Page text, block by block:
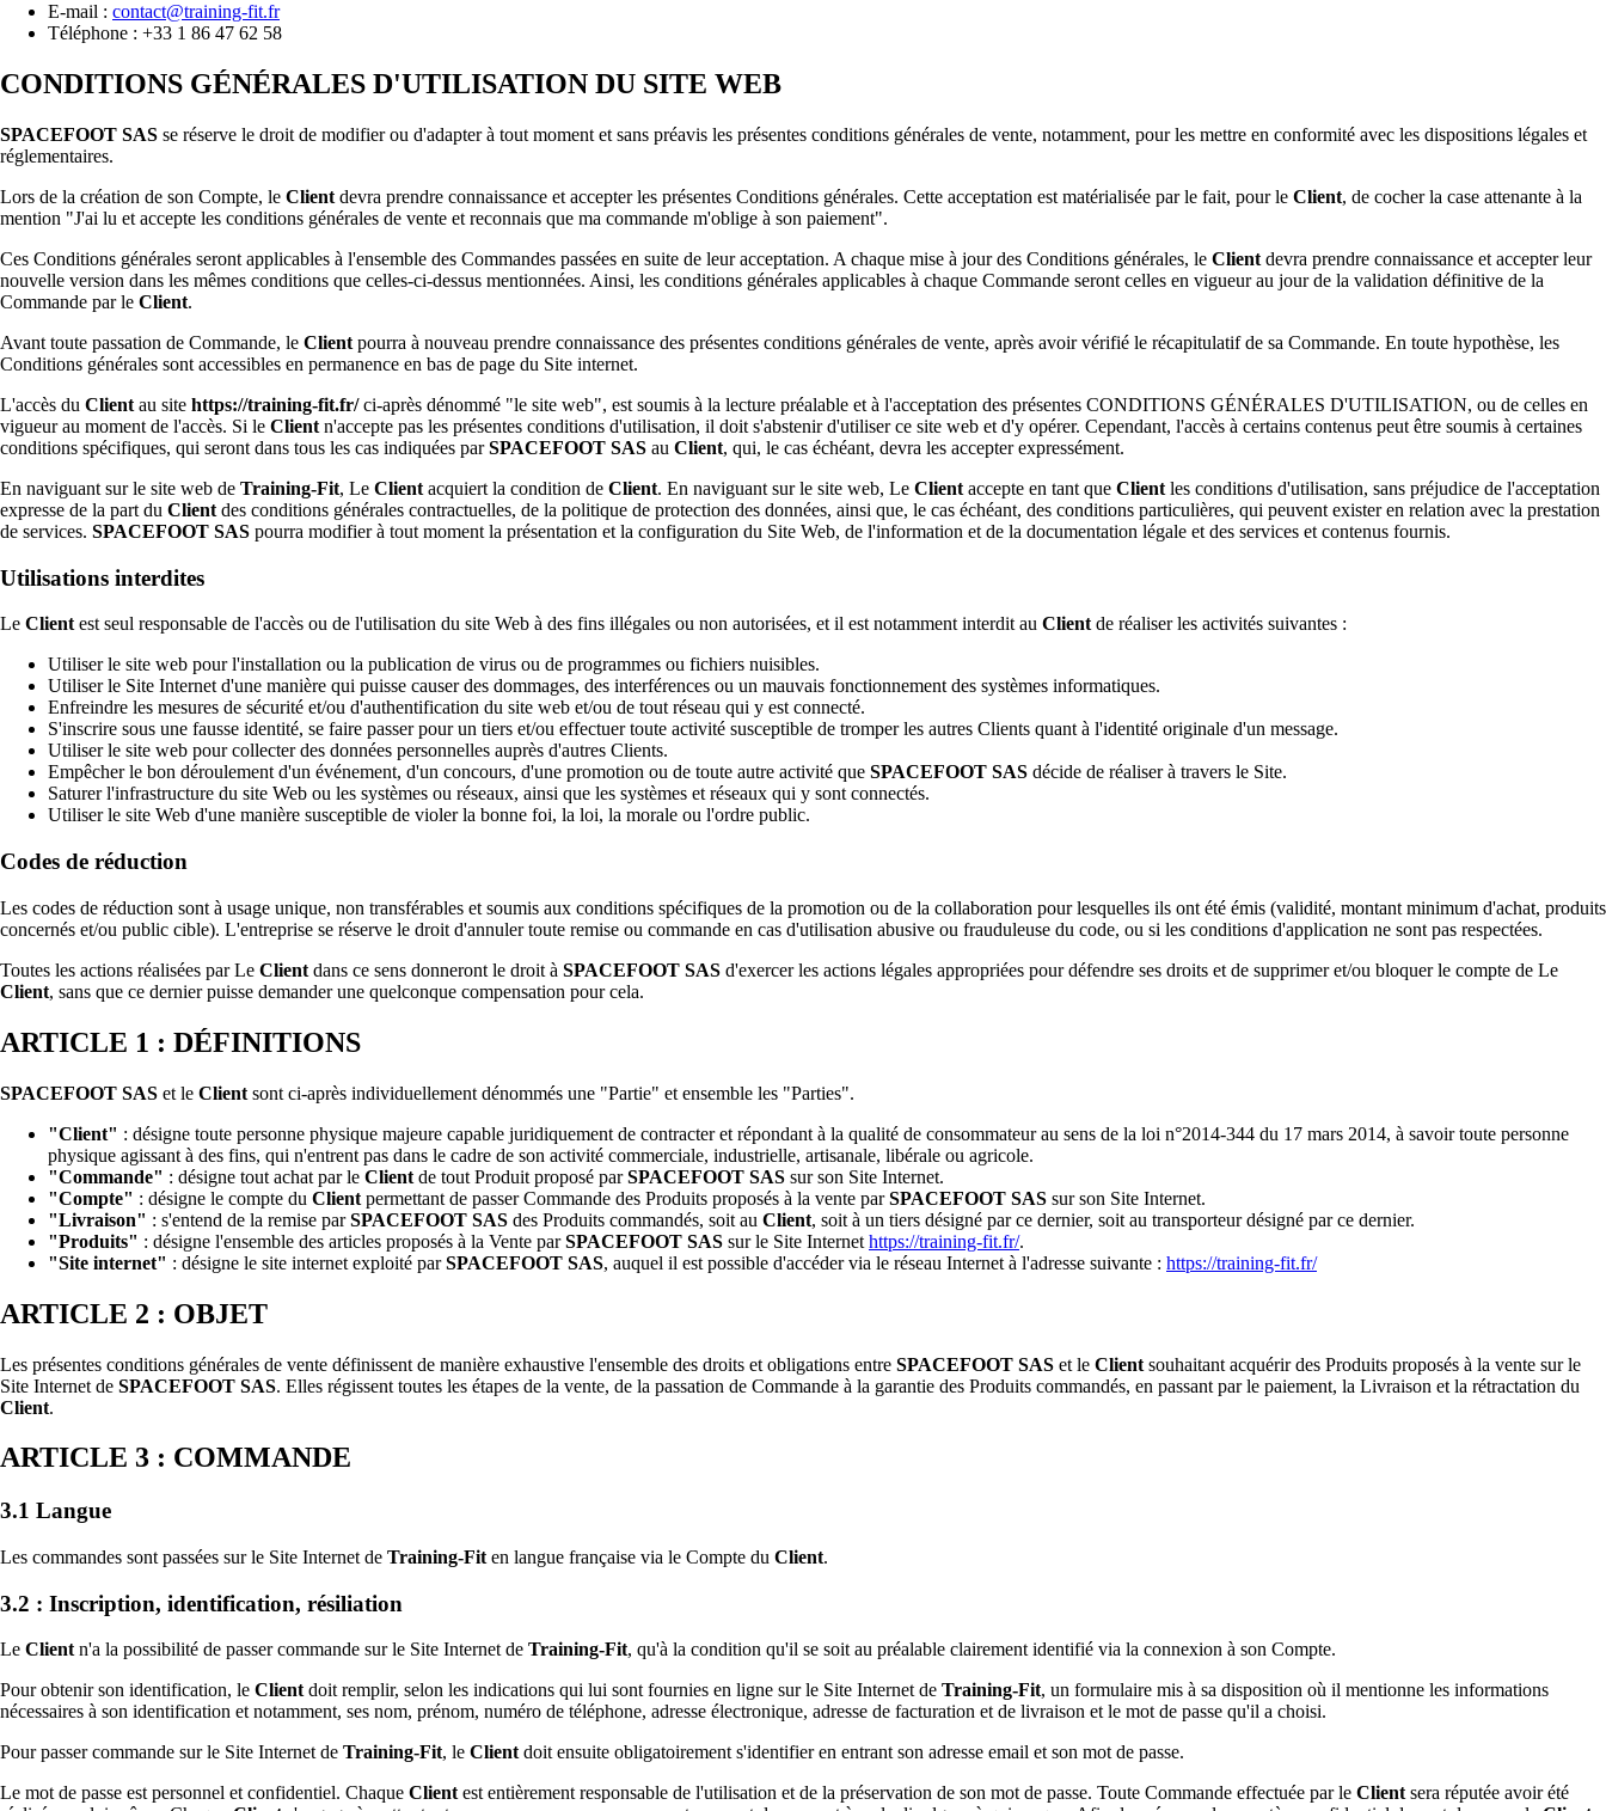
E-mail : contact@training-fit.fr
Téléphone : +33 1 86 47 62 58
CONDITIONS GÉNÉRALES D'UTILISATION DU SITE WEB
SPACEFOOT SAS se réserve le droit de modifier ou d'adapter à tout moment et sans préavis les présentes conditions générales de vente, notamment, pour les mettre en conformité avec les dispositions légales et
réglementaires.
Lors de la création de son Compte, le Client devra prendre connaissance et accepter les présentes Conditions générales. Cette acceptation est matérialisée par le fait, pour le Client, de cocher la case attenante à la
mention "J'ai lu et accepte les conditions générales de vente et reconnais que ma commande m'oblige à son paiement".
Ces Conditions générales seront applicables à l'ensemble des Commandes passées en suite de leur acceptation. A chaque mise à jour des Conditions générales, le Client devra prendre connaissance et accepter leur
nouvelle version dans les mêmes conditions que celles-ci-dessus mentionnées. Ainsi, les conditions générales applicables à chaque Commande seront celles en vigueur au jour de la validation définitive de la
Commande par le Client.
Avant toute passation de Commande, le Client pourra à nouveau prendre connaissance des présentes conditions générales de vente, après avoir vérifié le récapitulatif de sa Commande. En toute hypothèse, les
Conditions générales sont accessibles en permanence en bas de page du Site internet.
L'accès du Client au site https://training-fit.fr/ci-après dénommé "le site web", est soumis à la lecture préalable et à l'acceptation des présentes CONDITIONS GÉNÉRALES D'UTILISATION, ou de celles en
vigueur au moment de l'accès. Si le Client n'accepte pas les présentes conditions d'utilisation, il doit s'abstenir d'utiliser ce site web et d'y opérer. Cependant, l'accès à certains contenus peut être soumis à certaines
conditions spécifiques, qui seront dans tous les cas indiquées parSPACEFOOT SAS au Client, qui, le cas échéant, devra les accepter expressément.
En naviguant sur le site web de Training-Fit, Le Client acquiert la condition de Client. En naviguant sur le site web, Le Client accepte en tant que Client les conditions d'utilisation, sans préjudice de l'acceptation
expresse de la part du Client des conditions générales contractuelles, de la politique de protection des données, ainsi que, le cas échéant, des conditions particulières, qui peuvent exister en relation avec la prestation
de services. SPACEFOOT SAS pourra modifier à tout moment la présentation et la configuration du Site Web, de l'information et de la documentation légale et des services et contenus fournis.
Utilisations interdites
Le Clientest seul responsable de l'accès ou de l'utilisation du site Web à des fins illégales ou non autorisées, et il est notamment interdit au Clientde réaliser les activités suivantes :
Utiliser le site web pour l'installation ou la publication de virus ou de programmes ou fichiers nuisibles.
Utiliser le Site Internet d'une manière qui puisse causer des dommages, des interférences ou un mauvais fonctionnement des systèmes informatiques.
Enfreindre les mesures de sécurité et/ou d'authentification du site web et/ou de tout réseau qui y est connecté.
S'inscrire sous une fausse identité, se faire passer pour un tiers et/ou effectuer toute activité susceptible de tromper les autres Clients quant à l'identité originale d'un message.
Utiliser le site web pour collecter des données personnelles auprès d'autres Clients.
Empêcher le bon déroulement d'un événement, d'un concours, d'une promotion ou de toute autre activité que SPACEFOOT SAS décide de réaliser à travers le Site.
Saturer l'infrastructure du site Web ou les systèmes ou réseaux, ainsi que les systèmes et réseaux qui y sont connectés.
Utiliser le site Web d'une manière susceptible de violer la bonne foi, la loi, la morale ou l'ordre public.
Codes de réduction
Les codes de réduction sont à usage unique, non transférables et soumis aux conditions spécifiques de la promotion ou de la collaboration pour lesquelles ils ont été émis (validité, montant minimum d'achat, produits
concernés et/ou public cible). L'entreprise se réserve le droit d'annuler toute remise ou commande en cas d'utilisation abusive ou frauduleuse du code, ou si les conditions d'application ne sont pas respectées.
Toutes les actions réalisées par Le Client dans ce sens donneront le droit à SPACEFOOT SAS d'exercer les actions légales appropriées pour défendre ses droits et de supprimer et/ou bloquer le compte de Le
Client, sans que ce dernier puisse demander une quelconque compensation pour cela.
ARTICLE 1 : DÉFINITIONS
SPACEFOOT SAS et le Client sont ci-après individuellement dénommés une "Partie" et ensemble les "Parties".
"Client" : désigne toute personne physique majeure capable juridiquement de contracter et répondant à la qualité de consommateur au sens de la loi n°2014-344 du 17 mars 2014, à savoir toute personne
physique agissant à des fins, qui n'entrent pas dans le cadre de son activité commerciale, industrielle, artisanale, libérale ou agricole.
"Commande" : désigne tout achat par le Client de tout Produit proposé parSPACEFOOT SAS sur son Site Internet.
"Compte" : désigne le compte du Client permettant de passer Commande des Produits proposés à la vente parSPACEFOOT SAS sur son Site Internet.
"Livraison" : s'entend de la remise parSPACEFOOT SAS des Produits commandés, soit au Client, soit à un tiers désigné par ce dernier, soit au transporteur désigné par ce dernier.
"Produits" : désigne l'ensemble des articles proposés à la Vente parSPACEFOOT SAS sur le Site Internet https://training-fit.fr/.
"Site internet" : désigne le site internet exploité parSPACEFOOT SAS, auquel il est possible d'accéder via le réseau Internet à l'adresse suivante : https://training-fit.fr/
ARTICLE 2 : OBJET
Les présentes conditions générales de vente définissent de manière exhaustive l'ensemble des droits et obligations entre SPACEFOOT SAS et le Client souhaitant acquérir des Produits proposés à la vente sur le
Site Internet de SPACEFOOT SAS. Elles régissent toutes les étapes de la vente, de la passation de Commande à la garantie des Produits commandés, en passant par le paiement, la Livraison et la rétractation du
Client.
ARTICLE 3 : COMMANDE
3.1 Langue
Les commandes sont passées sur le Site Internet de Training-Fit en langue française via le Compte du Client.
3.2 : Inscription, identification, résiliation
Le Clientn'a la possibilité de passer commande sur le Site Internet de Training-Fit, qu'à la condition qu'il se soit au préalable clairement identifié via la connexion à son Compte.
Pour obtenir son identification, le Clientdoit remplir, selon les indications qui lui sont fournies en ligne sur le Site Internet de Training-Fit, un formulaire mis à sa disposition où il mentionne les informations
nécessaires à son identification et notamment, ses nom, prénom, numéro de téléphone, adresse électronique, adresse de facturation et de livraison et le mot de passe qu'il a choisi.
Pour passer commande sur le Site Internet de Training-Fit, le Clientdoit ensuite obligatoirement s'identifier en entrant son adresse email et son mot de passe.
Le mot de passe est personnel et confidentiel. Chaque Clientest entièrement responsable de l'utilisation et de la préservation de son mot de passe. Toute Commande effectuée par le Clientsera réputée avoir été